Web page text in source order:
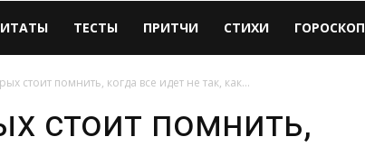
ТЕСТЫ ПРИТЧИ СТИХИ ГОРОСКОП
стоит помнить, когда все идет не так, как...
стоит помнить,